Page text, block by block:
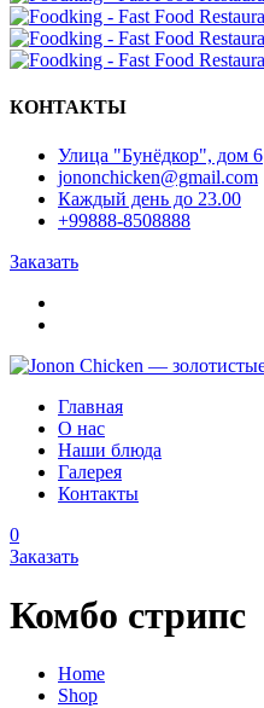
КОНТАКТЫ
Улица "Бунёдкор", дом 6
jononchicken@gmail.com
Каждый день до 23.00
+99888-8508888
Заказать
Главная
О нас
Наши блюда
Галерея
Контакты
0
Заказать
Комбо стрипс
Home
Shop